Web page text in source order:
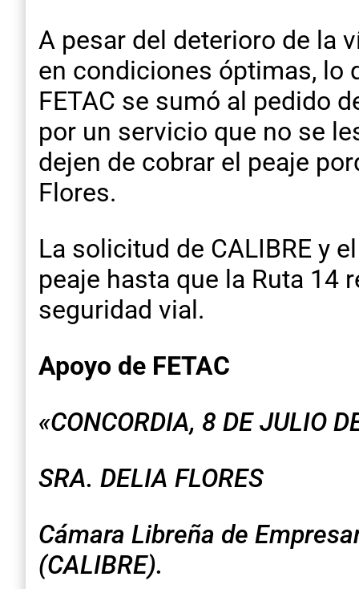
A pesar del deterioro de la
en condiciones óptimas, lo
FETAC se sumó al pedido
por un servicio que no se
dejen de cobrar el peaje
Flores.
La solicitud de CALIBRE y
peaje hasta que la Ruta 14
seguridad vial.
Apoyo de FETAC
«CONCORDIA, 8 DE JULIO
SRA. DELIA FLORES
Cámara Libreña de
(CALIBRE).